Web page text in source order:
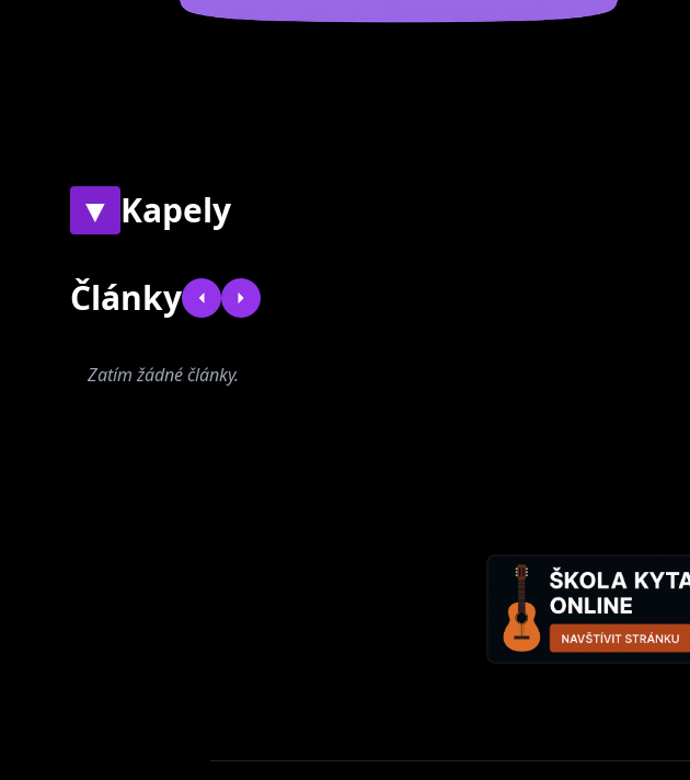
▼ Kapely
Současné Bývalé
přiřazeny žádné
skupiny.
Články
Zatím žádné články.